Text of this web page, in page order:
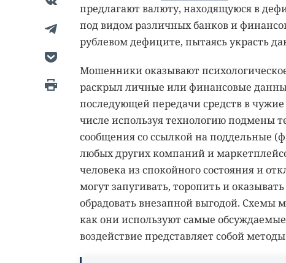
предлагают валюту, находящуюся в
под видом различных банков и
рублевом дефиците, пытаясь украсть
Мошенники оказывают
раскрыл личные или финансовые
последующей передачи средств в
числе используя технологию подмены
сообщения со ссылкой на поддельные
любых других компаний и
человека из спокойного состояния и
могут запугивать, торопить и
обрадовать внезапной выгодой. Схемы
как они используют самые
воздействие представляет собой